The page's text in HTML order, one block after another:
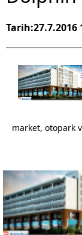
Tarih:27.7.2016
market, otopark